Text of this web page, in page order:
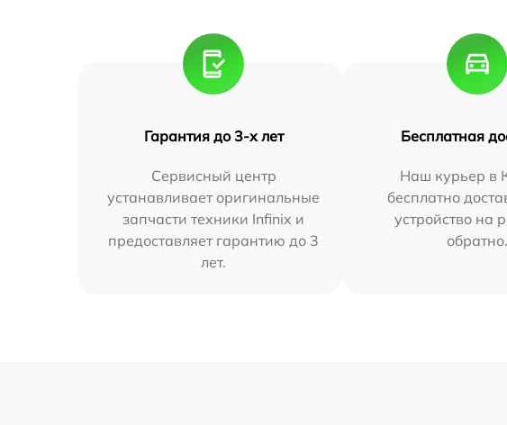
Гарантия до 3-х лет
Сервисный центр
устанавливает оригинальные
запчасти техники Infinix и
предоставляет гарантию до 3
лет.
Бесплатная
Наш курьер в
бесплатно
устройство на
обратно.